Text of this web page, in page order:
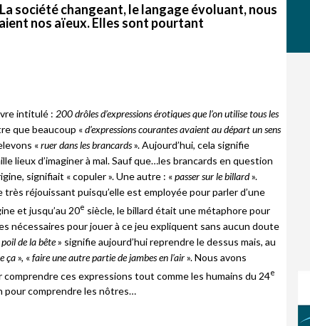
société changeant, le langage évoluant, nous
nos aïeux. Elles sont pourtant
intitulé : 200 drôles d’expressions érotiques que l’on utilise tous les
que beaucoup «d’expressions courantes avaient au départ un sens
«ruer dans les brancards». Aujourd’hui, cela signifie
lieux d’imaginer à mal. Sauf que…les brancards en question
signifiait « copuler ». Une autre : «passer sur le billard».
très réjouissant puisqu’elle est employée pour parler d’une
et jusqu’au 20e siècle, le billard était une métaphore pour
nécessaires pour jouer à ce jeu expliquent sans aucun doute
de la bête» signifie aujourd’hui reprendre le dessus mais, au
ça», «faire une autre partie de jambes en l’air». Nous avons
comprendre ces expressions tout comme les humains du 24e
pour comprendre les nôtres…